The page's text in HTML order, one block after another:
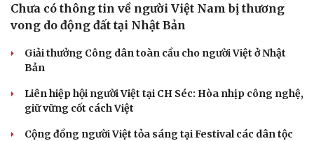
Chưa có thông tin về người Việt Nam bị thương
vong do động đất tại Nhật Bản
Giải thưởng Công dân toàn cầu cho người Việt ở Nhật
Bản
Liên hiệp hội người Việt tại CH Séc: Hòa nhịp công nghệ,
giữ vững cốt cách Việt
Cộng đồng người Việt tỏa sáng tại Festival các dân tộc